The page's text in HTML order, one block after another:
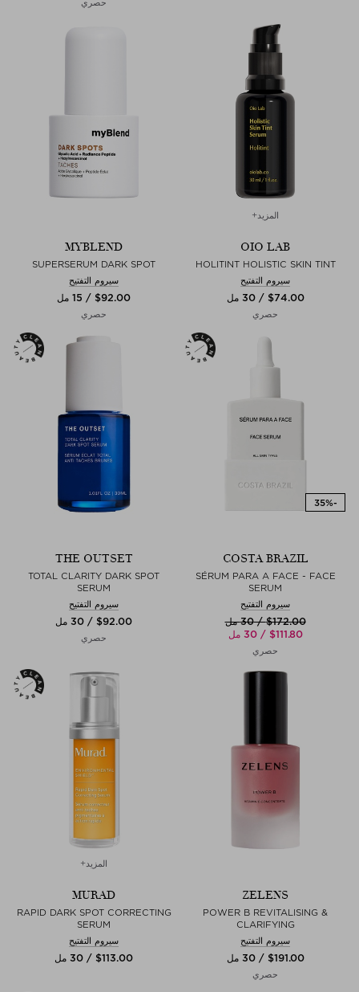
حصري
المزيد+
OIO LAB
HOLITINT HOLISTIC SKIN TINT
سيروم التفتيح
$‌74.00 / 30 مل
حصري
MYBLEND
SUPERSERUM DARK SPOT
سيروم التفتيح
$‌92.00 / 15 مل
حصري
COSTA BRAZIL
SÉRUM PARA A FACE - FACE
SERUM
سيروم التفتيح
$‌172.00 / 30 مل
$‌111.80 / 30 مل
حصري
THE OUTSET
TOTAL CLARITY DARK SPOT
SERUM
سيروم التفتيح
$‌92.00 / 30 مل
حصري
ZELENS
POWER B REVITALISING &
CLARIFYING
سيروم التفتيح
$‌191.00 / 30 مل
حصري
المزيد+
MURAD
RAPID DARK SPOT CORRECTING
SERUM
سيروم التفتيح
$‌113.00 / 30 مل